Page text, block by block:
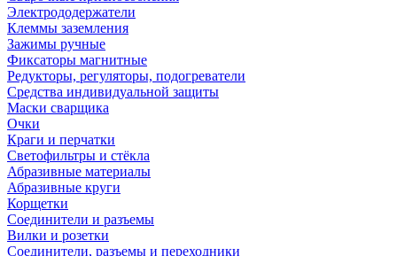
Электрододержатели
Клеммы заземления
Зажимы ручные
Фиксаторы магнитные
Редукторы, регуляторы, подогреватели
Средства индивидуальной защиты
Маски сварщика
Очки
Краги и перчатки
Светофильтры и стёкла
Абразивные материалы
Абразивные круги
Корщетки
Соединители и разъемы
Вилки и розетки
Соединители, разъемы и переходники